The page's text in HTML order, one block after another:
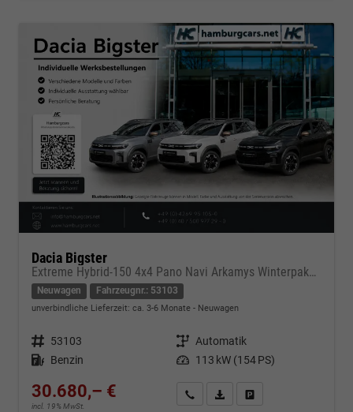
Dacia Bigster
Extreme Hybrid-150 4x4 Pano Navi Arkamys Winterpaket+
Neuwagen Fahrzeugnr.: 53103
unverbindliche Lieferzeit: ca. 3-6 Monate Neuwagen
Fahrzeugnr. 53103 Getriebe Automatik
Kraftstoff Benzin Leistung 113 kW (154 PS)
30.680,– €
incl. 19% MwSt.
Kontakt & Angebot anfordern
PDF-Datei, Fahrzeugexposé